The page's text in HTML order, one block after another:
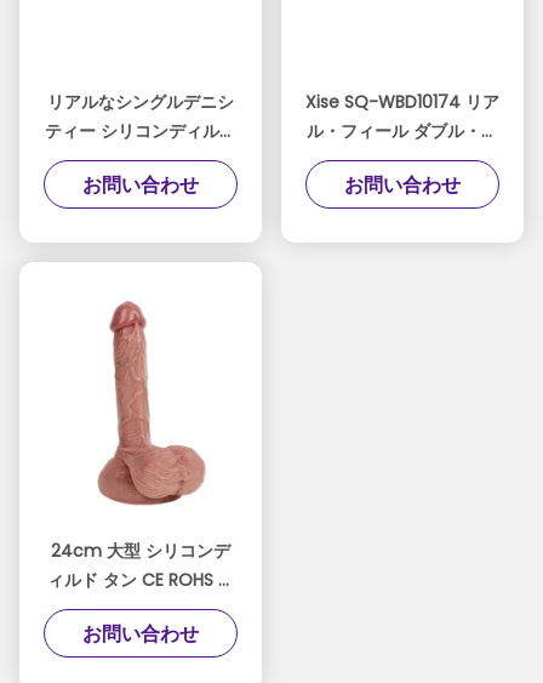
リアルなシングルデニシ
ティー シリコンディルド
柔らかい触覚で 最大の楽
しみ
お問い合わせ
Xise SQ-WBD10174 リア
ル・フィール ダブル・シ
リコン・カック 究極の快
適さと情熱のために作ら
お問い合わせ
24cm 大型 シリコンデ
ィルド タン CE ROHS 認
証 最大の楽しみのために
お問い合わせ